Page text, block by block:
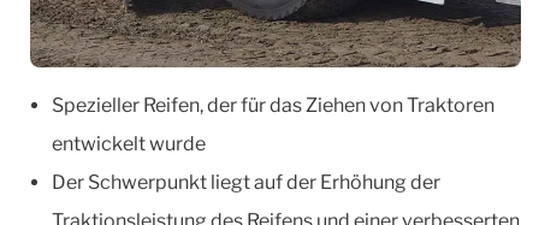
Spezieller Reifen, der für das Ziehen von Traktoren
entwickelt wurde
Der Schwerpunkt liegt auf der Erhöhung der